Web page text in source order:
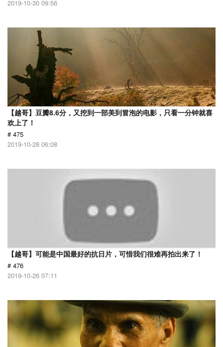
2019-10-30 09:56
【越哥】豆瓣8.6分，又挖到一部美到冒泡的电影，只看一分钟就喜
欢上了！
# 475
2019-10-28 06:08
【越哥】可能是中国最好的抗日片，可惜我们很难再拍出来了！
# 476
2019-10-26 07:11